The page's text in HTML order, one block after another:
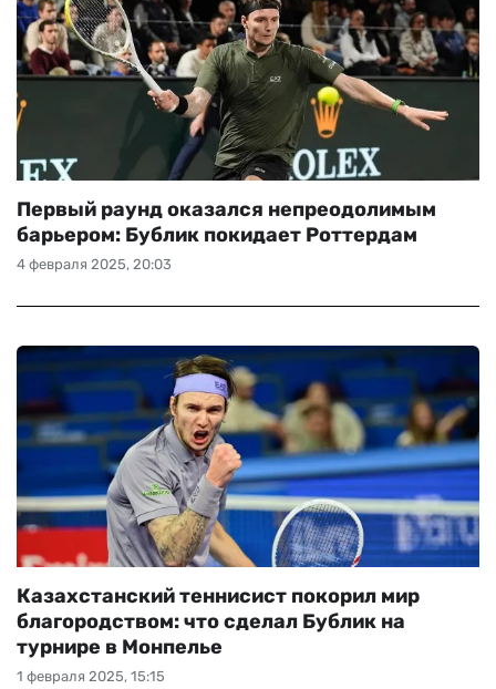
4 февраля 2025, 20:03
Первый раунд оказался непреодолимым
барьером: Бублик покидает Роттердам
1 февраля 2025, 15:15
Казахстанский теннисист покорил мир
благородством: что сделал Бублик на
турнире в Монпелье